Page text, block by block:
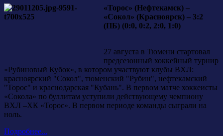
«Торос» (Нефтекамск) –
«Сокол» (Красноярск) – 3:2
(ПБ) (0:0, 0:2, 2:0, 1:0)
27 августа в Тюмени стартовал
предсезонный хоккейный турнир
«Рубиновый Кубок», в котором участвуют клубы ВХЛ:
красноярский "Сокол", тюменский "Рубин", нефтекамский
"Торос" и краснодарская "Кубань". В первом матче хоккеисты
«Сокола» по буллитам уступили действующему чемпиону
ВХЛ –ХК «Торос». В первом периоде команды сыграли на
ноль.
Подробнее...